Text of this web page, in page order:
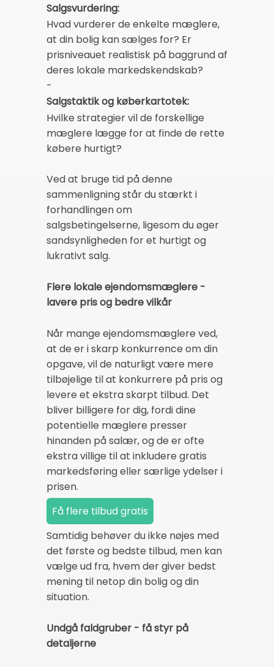
Salgsvurdering:
Hvad vurderer de enkelte mæglere,
at din bolig kan sælges for? Er
prisniveauet realistisk på baggrund af
deres lokale markedskendskab?
-
Salgstaktik og køberkartotek:
Hvilke strategier vil de forskellige
mæglere lægge for at finde de rette
købere hurtigt?
Ved at bruge tid på denne
sammenligning står du stærkt i
forhandlingen om
salgsbetingelserne, ligesom du øger
sandsynligheden for et hurtigt og
lukrativt salg.
Flere lokale ejendomsmæglere -
lavere pris og bedre vilkår
Når mange ejendomsmæglere ved,
at de er i skarp konkurrence om din
opgave, vil de naturligt være mere
tilbøjelige til at konkurrere på pris og
levere et ekstra skarpt tilbud. Det
bliver billigere for dig, fordi dine
potentielle mæglere presser
hinanden på salær, og de er ofte
ekstra villige til at inkludere gratis
markedsføring eller særlige ydelser i
prisen.
Samtidig behøver du ikke nøjes med
det første og bedste tilbud, men kan
vælge ud fra, hvem der giver bedst
mening til netop din bolig og din
situation.
Undgå faldgruber - få styr på
detaljerne